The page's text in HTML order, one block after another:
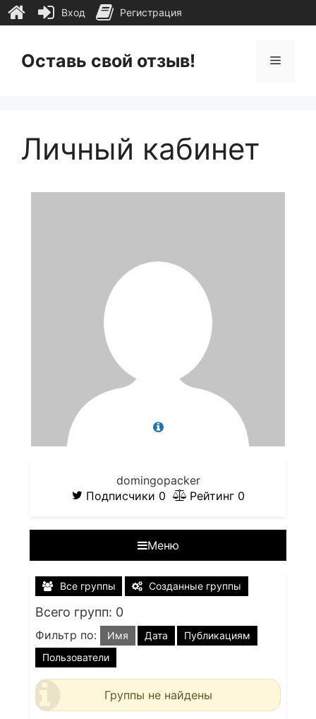
содержимому
Оставь свой отзыв! Меню
Личный кабинет
domingopacker
Подписчики 0 Рейтинг 0
Меню
Все группы Созданные группы
Всего групп: 0
Фильтр по: Имя Дата
Публикациям
Пользователи
Группы не найдены
Вход Регистрация